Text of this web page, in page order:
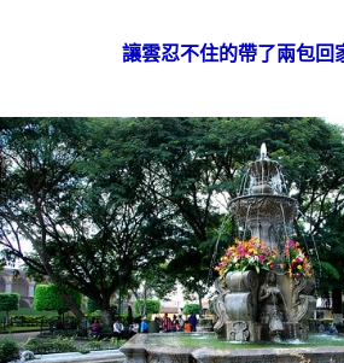
讓雲忍不住的帶了兩包回